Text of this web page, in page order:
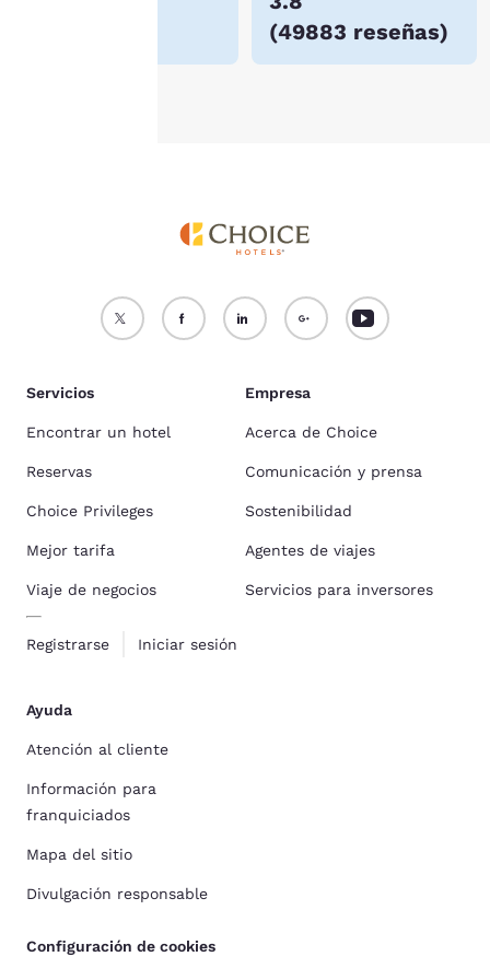
(49883 reseñas)
Aceptar todas las cookies Rechazar todas las
Servicios
Encontrar un hotel
Reservas
Choice Privileges
Mejor tarifa
Viaje de negocios
Registrarse Iniciar sesión
Empresa
Acerca de Choice
Comunicación y prensa
Sostenibilidad
Agentes de viajes
Servicios para inversores
Ayuda
Atención al cliente
Información para
franquiciados
Mapa del sitio
Divulgación responsable
Configuración de cookies